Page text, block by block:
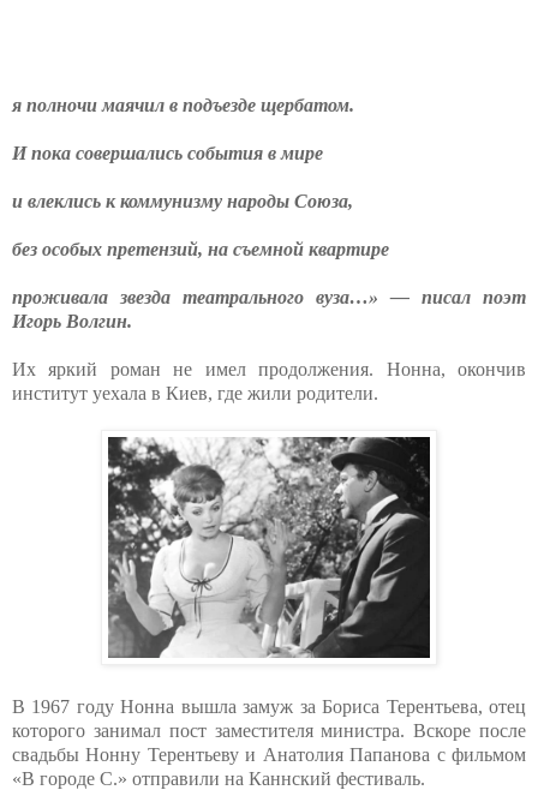
я полночи маячил в подъезде щербатом.
И пока совершались события в мире
и влеклись к коммунизму народы Союза,
без особых претензий, на съемной квартире
проживала звезда театрального вуза…» — писал поэт
Игорь Волгин.
Их яркий роман не имел продолжения. Нонна, окончив
институт уехала в Киев, где жили родители.
В 1967 году Нонна вышла замуж за Бориса Терентьева, отец
которого занимал пост заместителя министра. Вскоре после
свадьбы Нонну Терентьеву и Анатолия Папанова с фильмом
«В городе С.» отправили на Каннский фестиваль.